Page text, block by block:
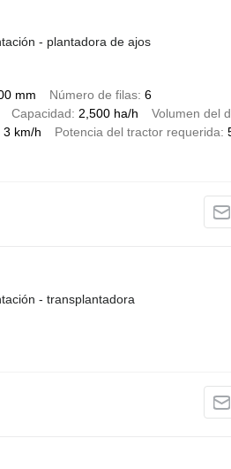
- plantadora de ajos
mm Número de filas 6
Capacidad 2,500 ha/h Volumen del
3 km/h Potencia del tractor requerida
- transplantadora